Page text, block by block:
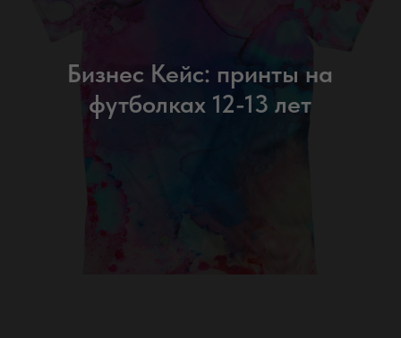
Бизнес Кейс: принты на
футболках 12-13 лет